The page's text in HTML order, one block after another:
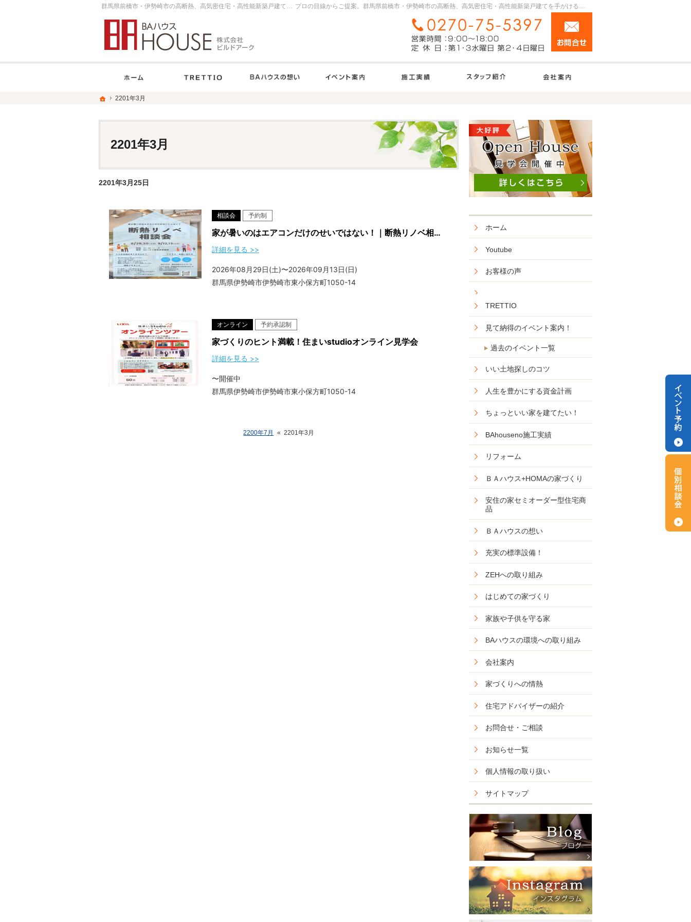
ホーム
2201年3月
2201年3月
プロの目線からご提案。群馬県前橋市・伊勢崎市の高断熱、高気密住宅・高性能新築戸建てを手がける工務店なら当社へ。
群馬県前橋市・伊勢崎市の高断熱、高気密住宅・高性能新築戸建てを手がける工務店ならＢＡハウス
2201年3月25日
見学会・イベント
相談会 予約制
家が暑いのはエアコンだけのせいではない！｜断熱リノベ相談会
詳細を見る >>
2026年08月29日(土)〜2026年09月13日(日)
群馬県伊勢崎市伊勢崎市東小保方町1050-14
オンライン 予約承認制
家づくりのヒント満載！住まいstudioオンライン見学会
詳細を見る >>
〜開催中
群馬県伊勢崎市伊勢崎市東小保方町1050-14
2200年7月 « 2201年3月
ホーム
Youtube
お客様の声
TRETTIO
見て納得のイベント案内！
過去のイベント一覧
いい土地探しのコツ
人生を豊かにする資金計画
ちょっといい家を建てたい！
BAhouseno施工実績
リフォーム
ＢＡハウス+HOMAの家づくり
安住の家セミオーダー型住宅商
品
ＢＡハウスの想い
充実の標準設備！
ZEHへの取り組み
はじめての家づくり
家族や子供を守る家
BAハウスの環境への取り組み
会社案内
家づくりへの情熱
住宅アドバイザーの紹介
お問合せ・ご相談
お知らせ一覧
個人情報の取り扱い
サイトマップ
営業時間9:00～18:00 定休日：第1・3水曜
ホーム
2201年3月